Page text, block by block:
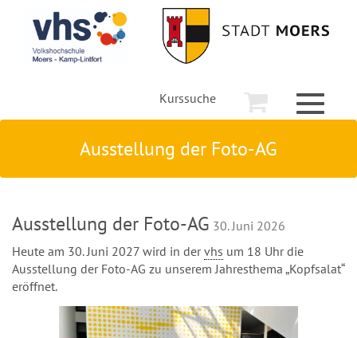
Kurssuche
Toggle
Ausstellung der Foto-AG
Ausstellung der Foto-AG 30. Juni 2026
Heute am 30. Juni 2027 wird in dervhs um 18 Uhr die
Ausstellung der Foto-AG zu unserem Jahresthema „Kopfsalat“
eröffnet.